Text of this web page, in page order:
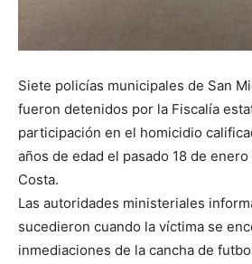
Siete policías municipales de San
fueron detenidos por la Fiscalía
participación en el homicidio
años de edad el pasado 18 de
Costa.
Las autoridades ministeriales
sucedieron cuando la víctima se
inmediaciones de la cancha de